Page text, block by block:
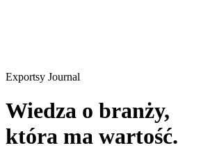
Exportsy Journal
Wiedza o branży,
która ma wartość.